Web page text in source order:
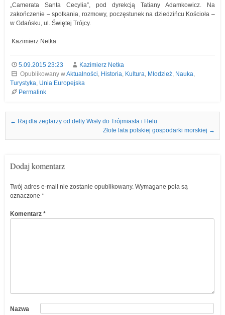
„Camerata Santa Cecylia”, pod dyrekcją Tatiany Adamkowicz. Na
zakończenie – spotkania, rozmowy, poczęstunek na dziedzińcu Kościoła –
w Gdańsku, ul. Świętej Trójcy.
Kazimierz Netka
5.09.2015 23:23
Kazimierz Netka
Opublikowany wAktualności, Historia, Kultura, Młodzież, Nauka,
Turystyka, Unia Europejska
Permalink
Nawigacja we wpisach
← Raj dla żeglarzy od delty Wisły do Trójmiasta i Helu
Złote lata polskiej gospodarki morskiej →
Dodaj komentarz
Twój adres e-mail nie zostanie opublikowany. Wymagane pola są
oznaczone *
Komentarz *
Nazwa